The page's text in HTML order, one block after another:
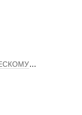
Tropicali 250